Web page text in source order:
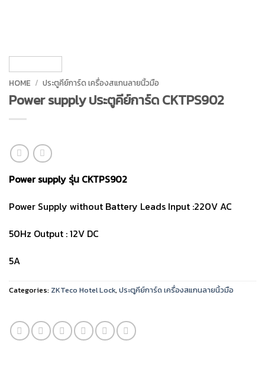
HOME / ประตูคีย์การ์ด เครื่องสแกนลายนิ้วมือ
Power supply ประตูคีย์การ์ด CKTPS902
Power supply รุ่น CKTPS902
Power Supply without Battery Leads Input :220V AC
50Hz Output : 12V DC
5A
Categories: ZKTeco Hotel Lock, ประตูคีย์การ์ด เครื่องสแกนลายนิ้วมือ